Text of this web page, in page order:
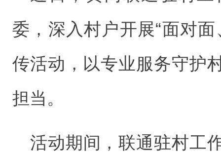
委，深入村户开展“面对
传活动，以专业服务守护
担当。
活动期间，联通驻村工